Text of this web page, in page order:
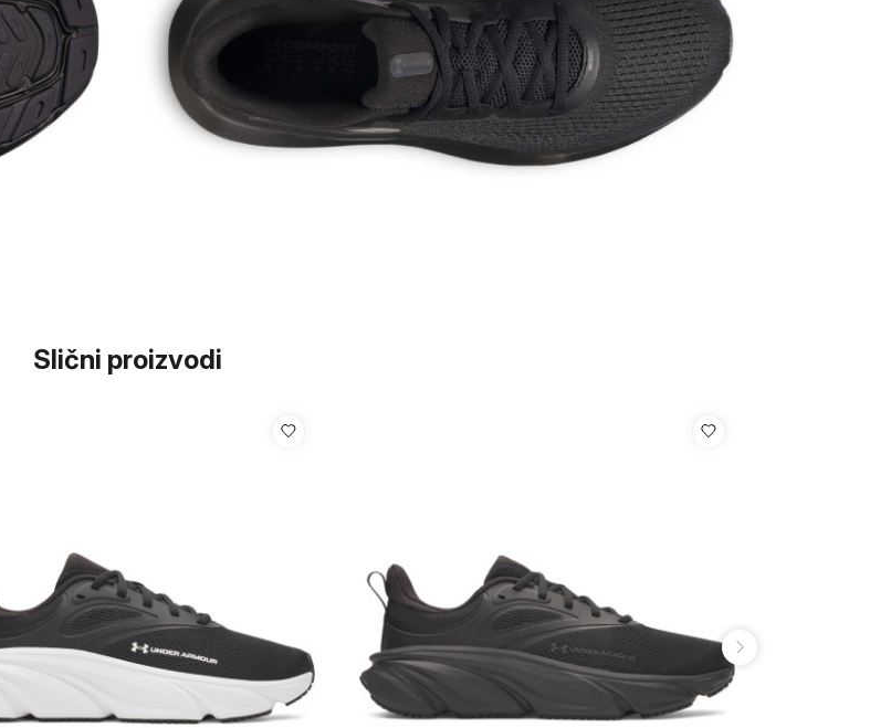
Slični proizvodi